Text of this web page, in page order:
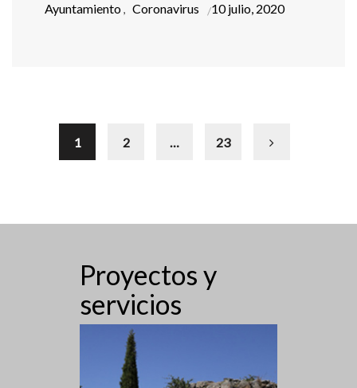
Ayuntamiento, Coronavirus 10 julio, 2020
1 2 … 23
Proyectos y
servicios